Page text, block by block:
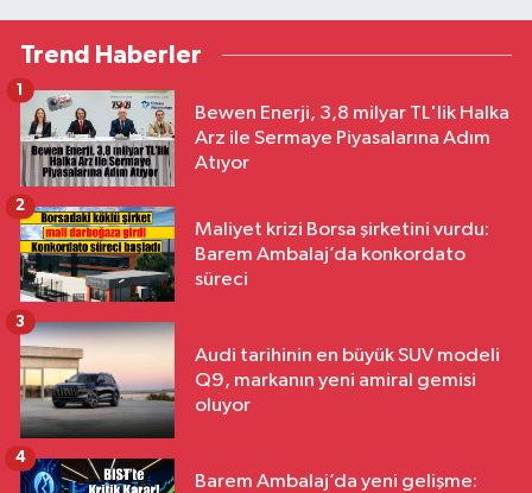
Trend Haberler
Bewen Enerji, 3,8 milyar TL'lik Halka
Arz ile Sermaye Piyasalarına Adım
Atıyor
1
Maliyet krizi Borsa şirketini vurdu:
Barem Ambalaj’da konkordato
süreci
2
Audi tarihinin en büyük SUV modeli
Q9, markanın yeni amiral gemisi
oluyor
3
Barem Ambalaj’da yeni gelişme:
4